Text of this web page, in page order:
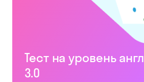
Тест на уровень
3.0